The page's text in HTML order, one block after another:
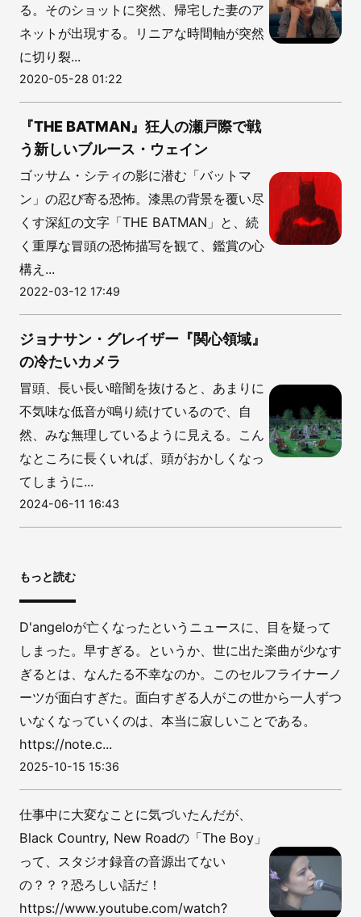
る。そのショットに突然、帰宅した妻のア
ネットが出現する。リニアな時間軸が突然
に切り裂...
2020-05-28 01:22
『THE BATMAN』狂人の瀬戸際で戦
う新しいブルース・ウェイン
ゴッサム・シティの影に潜む「バットマ
ン」の忍び寄る恐怖。漆黒の背景を覆い尽
くす深紅の文字「THE BATMAN」と、続
く重厚な冒頭の恐怖描写を観て、鑑賞の心
構え...
2022-03-12 17:49
ジョナサン・グレイザー『関心領域』
の冷たいカメラ
冒頭、長い長い暗闇を抜けると、あまりに
不気味な低音が鳴り続けているので、自
然、みな無理しているように見える。こん
なところに長くいれば、頭がおかしくなっ
てしまうに...
2024-06-11 16:43
もっと読む
D'angeloが亡くなったというニュースに、目を疑って
しまった。早すぎる。というか、世に出た楽曲が少なす
ぎるとは、なんたる不幸なのか。このセルフライナーノ
ーツが面白すぎた。面白すぎる人がこの世から一人ずつ
いなくなっていくのは、本当に寂しいことである。
https://note.c...
2025-10-15 15:36
仕事中に大変なことに気づいたんだが、
Black Country, New Roadの「The Boy」
って、スタジオ録音の音源出てない
の？？？恐ろしい話だ！
https://www.youtube.com/watch?